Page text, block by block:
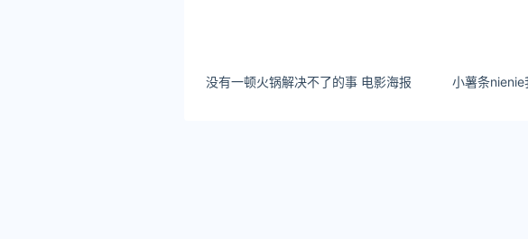
没有一顿火锅解决不了的事 电影海报